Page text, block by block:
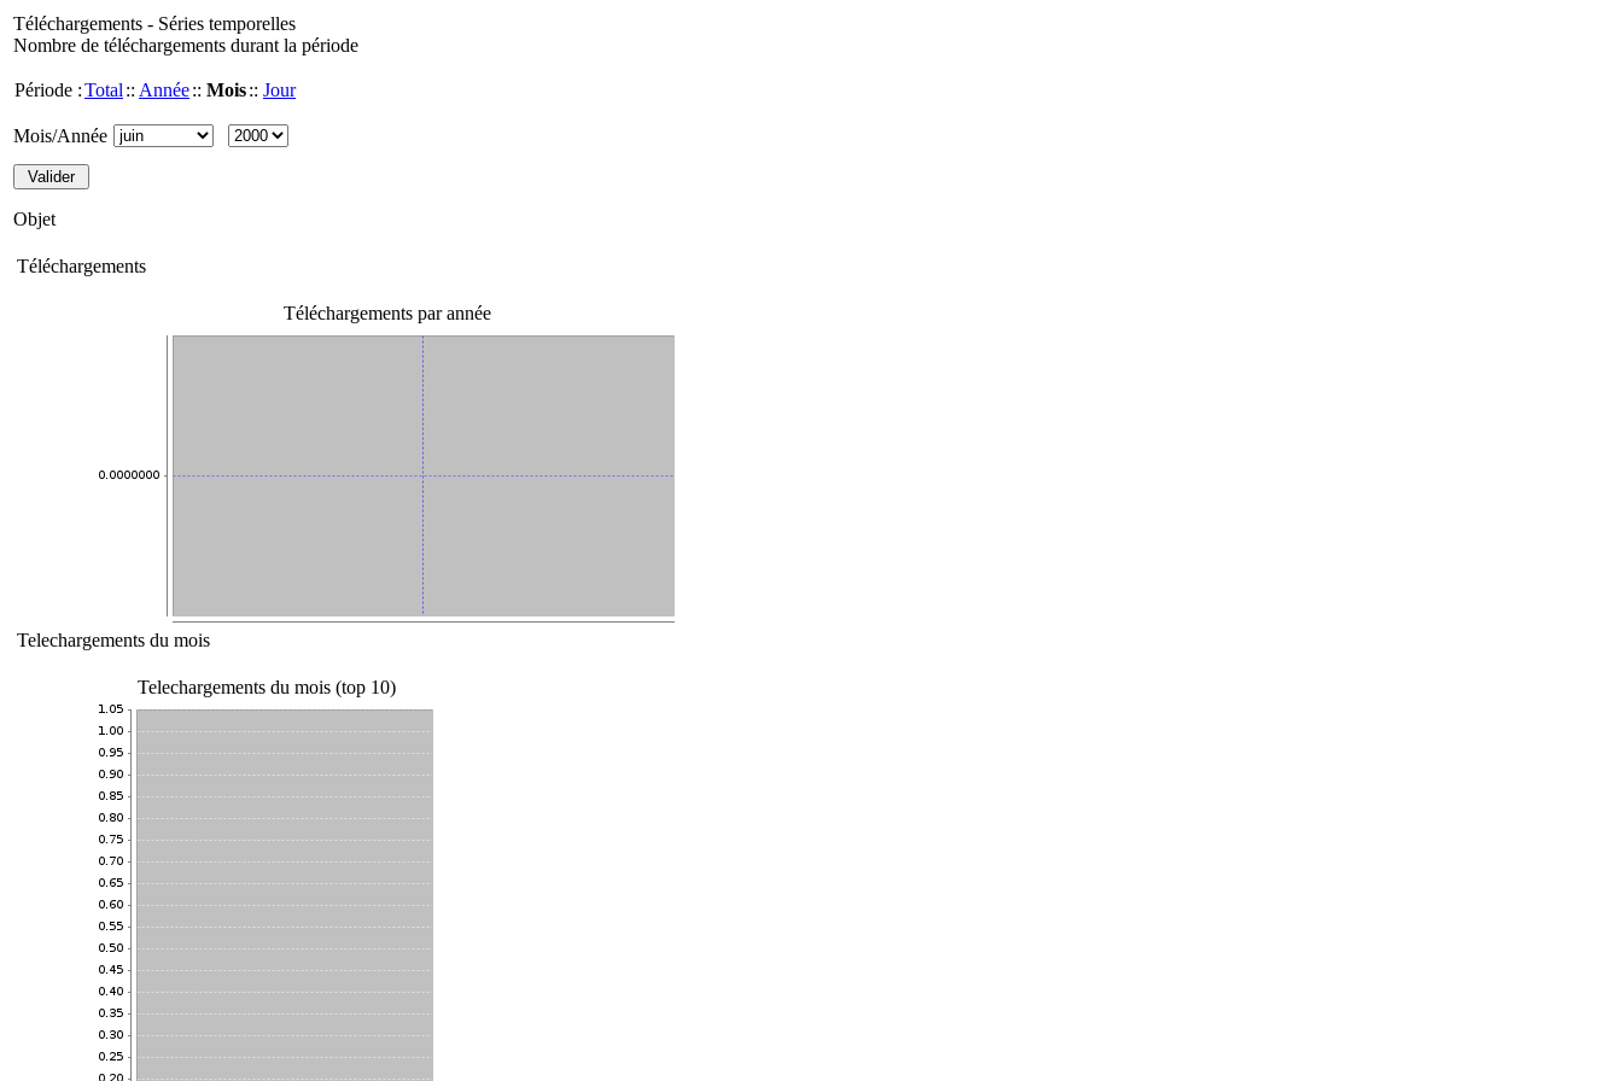
Téléchargements - Séries temporelles
Nombre de téléchargements durant la période
Période :Total :: Année:: Mois:: Jour
Mois/Année
Objet
Téléchargements
Téléchargements par année
Telechargements du mois
Telechargements du mois (top 10)